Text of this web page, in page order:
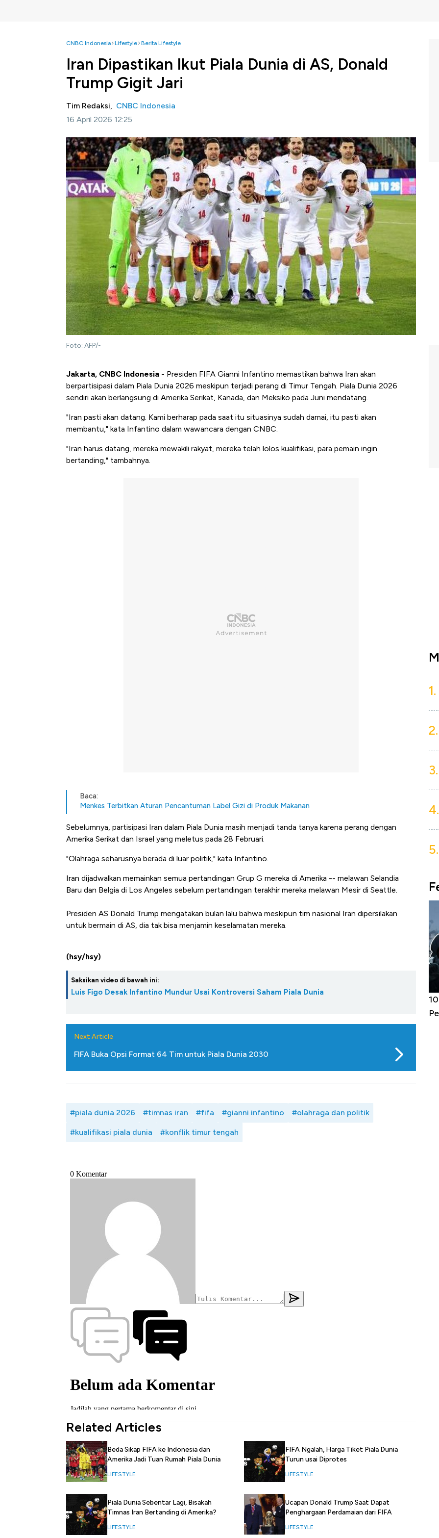
CNBC Indonesia Lifestyle Berita Lifestyle
Iran Dipastikan Ikut Piala Dunia di AS, Donald
Trump Gigit Jari
Tim Redaksi, CNBC Indonesia
16 April 2026 12:25
Foto: AFP/-
Jakarta, CNBC Indonesia - Presiden FIFA Gianni Infantino memastikan bahwa Iran akan
berpartisipasi dalam Piala Dunia 2026 meskipun terjadi perang di Timur Tengah. Piala Dunia 2026
sendiri akan berlangsung di Amerika Serikat, Kanada, dan Meksiko pada Juni mendatang.
"Iran pasti akan datang. Kami berharap pada saat itu situasinya sudah damai, itu pasti akan
membantu," kata Infantino dalam wawancara dengan CNBC.
"Iran harus datang, mereka mewakili rakyat, mereka telah lolos kualifikasi, para pemain ingin
bertanding," tambahnya.
Baca:
Menkes Terbitkan Aturan Pencantuman Label Gizi di Produk Makanan
Sebelumnya, partisipasi Iran dalam Piala Dunia masih menjadi tanda tanya karena perang dengan
Amerika Serikat dan Israel yang meletus pada 28 Februari.
"Olahraga seharusnya berada di luar politik," kata Infantino.
Iran dijadwalkan memainkan semua pertandingan Grup G mereka di Amerika -- melawan Selandia
Baru dan Belgia di Los Angeles sebelum pertandingan terakhir mereka melawan Mesir di Seattle.
Presiden AS Donald Trump mengatakan bulan lalu bahwa meskipun tim nasional Iran dipersilakan
untuk bermain di AS, dia tak bisa menjamin keselamatan mereka.
(hsy/hsy)
Saksikan video di bawah ini:
Luis Figo Desak Infantino Mundur Usai Kontroversi Saham Piala Dunia
Next Article
FIFA Buka Opsi Format 64 Tim untuk Piala Dunia 2030
#piala dunia 2026 #timnas iran #fifa #gianni infantino #olahraga dan politik
#kualifikasi piala dunia #konflik timur tengah
Related Articles
Beda Sikap FIFA ke Indonesia dan
Amerika Jadi Tuan Rumah Piala Dunia
LIFESTYLE
Piala Dunia Sebentar Lagi, Bisakah
Timnas Iran Bertanding di Amerika?
LIFESTYLE
FIFA Ngalah, Harga Tiket Piala Dunia
Turun usai Diprotes
LIFESTYLE
Ucapan Donald Trump Saat Dapat
Penghargaan Perdamaian dari FIFA
LIFESTYLE
1.
2.
3.
4.
5.